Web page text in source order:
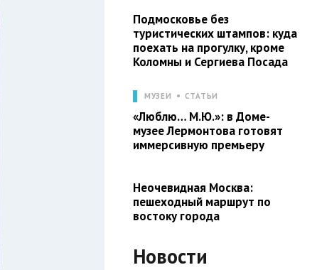
Подмосковье без
туристических штампов: куда
поехать на прогулку, кроме
Коломны и Сергиева Посада
МУЗЕИ СТАТЬИ
«Люблю… М.Ю.»: в Доме-
музее Лермонтова готовят
иммерсивную премьеру
Неочевидная Москва:
пешеходный маршрут по
востоку города
Новости